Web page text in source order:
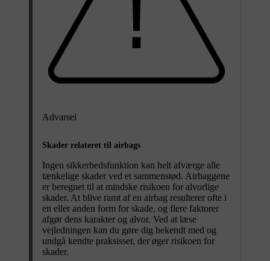
Advarsel
Skader relateret til airbags
Ingen sikkerhedsfunktion kan helt afværge alle
tænkelige skader ved et sammenstød. Airbaggene
er beregnet til at mindske risikoen for alvorlige
skader. At blive ramt af en airbag resulterer ofte i
en eller anden form for skade, og flere faktorer
afgør dens karakter og alvor. Ved at læse
vejledningen kan du gøre dig bekendt med og
undgå kendte praksisser, der øger risikoen for
skader.